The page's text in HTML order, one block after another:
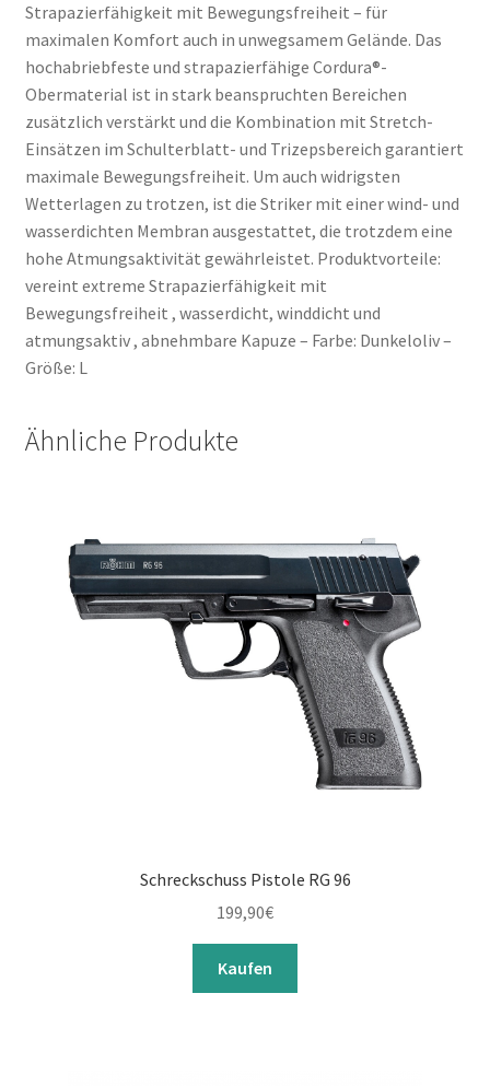
Strapazierfähigkeit mit Bewegungsfreiheit – für
maximalen Komfort auch in unwegsamem Gelände. Das
hochabriebfeste und strapazierfähige Cordura®-
Obermaterial ist in stark beanspruchten Bereichen
zusätzlich verstärkt und die Kombination mit Stretch-
Einsätzen im Schulterblatt- und Trizepsbereich garantiert
maximale Bewegungsfreiheit. Um auch widrigsten
Wetterlagen zu trotzen, ist die Striker mit einer wind- und
wasserdichten Membran ausgestattet, die trotzdem eine
hohe Atmungsaktivität gewährleistet. Produktvorteile:
vereint extreme Strapazierfähigkeit mit
Bewegungsfreiheit , wasserdicht, winddicht und
atmungsaktiv , abnehmbare Kapuze – Farbe: Dunkeloliv –
Größe: L
Ähnliche Produkte
Schreckschuss Pistole RG 96
199,90€
Kaufen